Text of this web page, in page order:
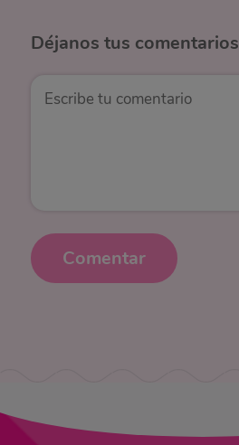
Déjanos tus comentarios
Comentar